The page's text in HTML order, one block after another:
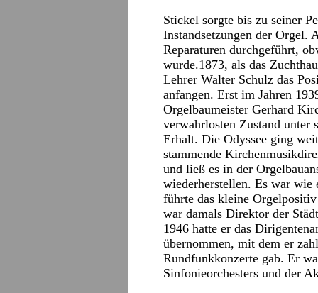
Stickel sorgte bis zu seiner
Instandsetzungen der Orgel.
Reparaturen durchgeführt,
wurde.1873, als das
Lehrer Walter Schulz das
anfangen. Erst im Jahren
Orgelbaumeister Gerhard
verwahrlosten Zustand unter
Erhalt. Die Odyssee ging
stammende
und ließ es in der
wiederherstellen. Es war wie
führte das kleine
war damals Direktor der
1946 hatte er das
übernommen, mit dem er
Rundfunkkonzerte gab. Er
Sinfonieorchesters und der